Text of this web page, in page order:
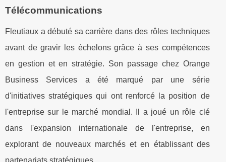
Télécommunications
Fleutiaux a débuté sa carrière dans des rôles techniques
avant de gravir les échelons grâce à ses compétences
en gestion et en stratégie. Son passage chez Orange
Business Services a été marqué par une série
d'initiatives stratégiques qui ont renforcé la position de
l'entreprise sur le marché mondial. Il a joué un rôle clé
dans l'expansion internationale de l'entreprise, en
explorant de nouveaux marchés et en établissant des
partenariats stratégiques.